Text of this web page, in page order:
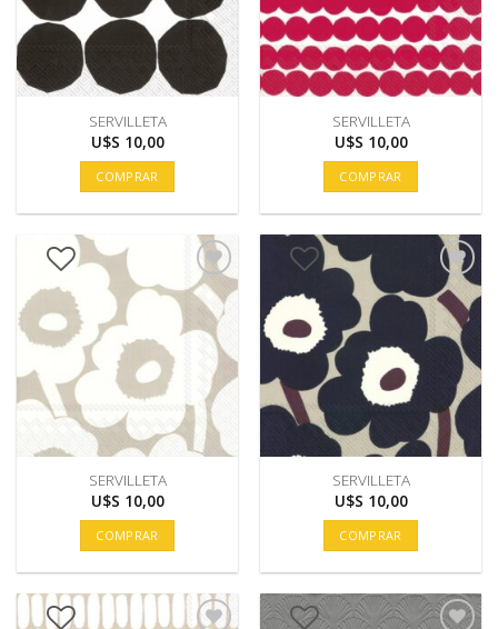
SERVILLETA
U$S 10,00
COMPRAR
SERVILLETA
U$S 10,00
COMPRAR
SERVILLETA
U$S 10,00
COMPRAR
SERVILLETA
U$S 10,00
COMPRAR